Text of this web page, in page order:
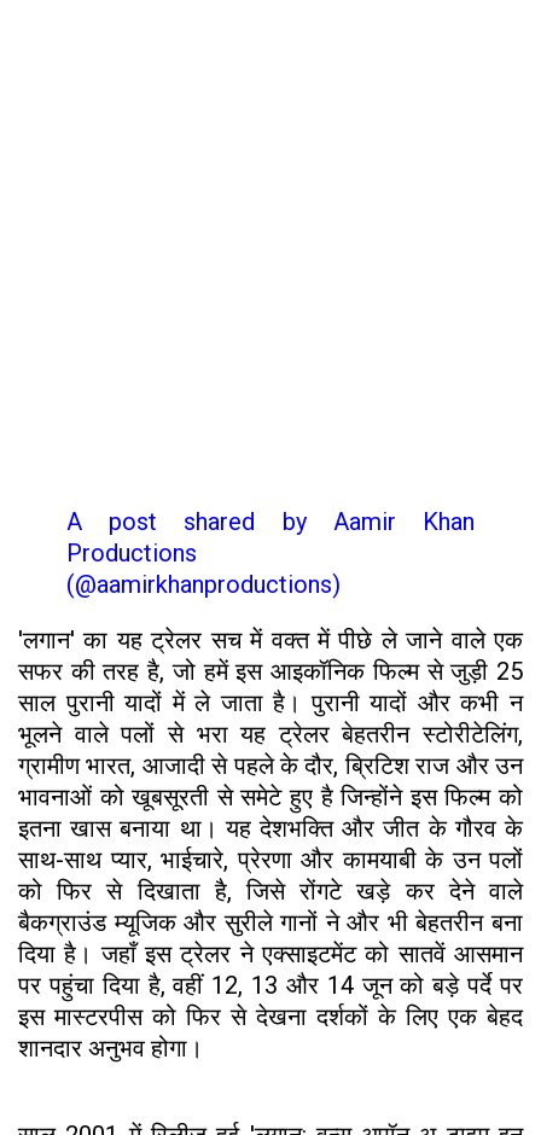
A post shared by Aamir Khan
Productions
(@aamirkhanproductions)
​'लगान' का यह ट्रेलर सच में वक्त में पीछे ले जाने वाले एक
सफर की तरह है, जो हमें इस आइकॉनिक फिल्म से जुड़ी 25
साल पुरानी यादों में ले जाता है। पुरानी यादों और कभी न
भूलने वाले पलों से भरा यह ट्रेलर बेहतरीन स्टोरीटेलिंग,
ग्रामीण भारत, आजादी से पहले के दौर, ब्रिटिश राज और उन
भावनाओं को खूबसूरती से समेटे हुए है जिन्होंने इस फिल्म को
इतना खास बनाया था। यह देशभक्ति और जीत के गौरव के
साथ-साथ प्यार, भाईचारे, प्रेरणा और कामयाबी के उन पलों
को फिर से दिखाता है, जिसे रोंगटे खड़े कर देने वाले
बैकग्राउंड म्यूजिक और सुरीले गानों ने और भी बेहतरीन बना
दिया है। जहाँ इस ट्रेलर ने एक्साइटमेंट को सातवें आसमान
पर पहुंचा दिया है, वहीं 12, 13 और 14 जून को बड़े पर्दे पर
इस मास्टरपीस को फिर से देखना दर्शकों के लिए एक बेहद
शानदार अनुभव होगा।